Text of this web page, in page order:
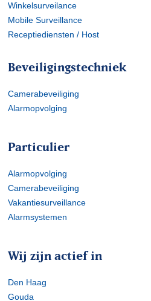
Winkelsurveilance
Mobile Surveillance
Receptiediensten / Host
Beveiligingstechniek
Camerabeveiliging
Alarmopvolging
Particulier
Alarmopvolging
Camerabeveiliging
Vakantiesurveillance
Alarmsystemen
Wij zijn actief in
Den Haag
Gouda